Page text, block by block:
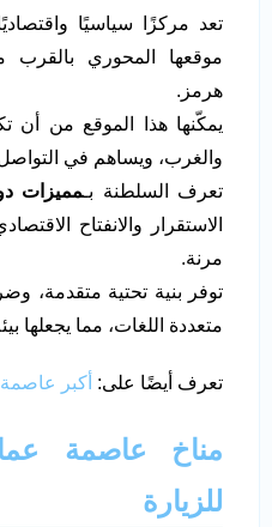
تعد مركزًا سياسيًا
موقعها المحوري بالقرب
هرمز.
يمكّنها هذا الموقع من
والغرب، ويساهم في التواصل
تعرف السلطنة بـمميزات
الاستقرار والانفتاح
مرنة.
توفر بنية تحتية متقدمة،
متعددة اللغات، مما يجعلها
تعرف أيضًا على: أكبر
مناخ عاصمة
للزيارة